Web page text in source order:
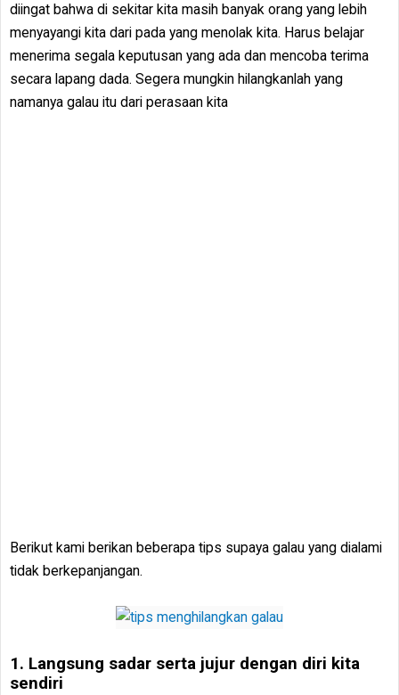
diingat bahwa di sekitar kita masih banyak orang yang lebih
menyayangi kita dari pada yang menolak kita. Harus belajar
menerima segala keputusan yang ada dan mencoba terima
secara lapang dada. Segera mungkin hilangkanlah yang
namanya galau itu dari perasaan kita
Berikut kami berikan beberapa tips supaya galau yang dialami
tidak berkepanjangan.
1. Langsung sadar serta jujur dengan diri kita
sendiri